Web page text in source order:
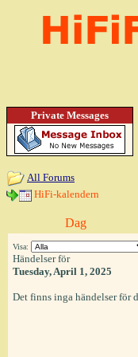
Private Messages
All Forums
HiFi-kalendern
Dag
Visa:
Händelser för
Tuesday, April 1, 2025
Det finns inga händelser för